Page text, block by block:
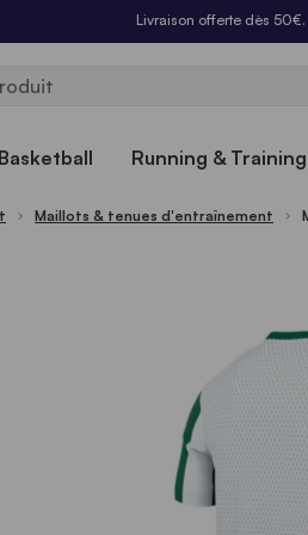
Livraison offerte dès
Basketball Running & Training
Maillots & tenues d'entraînement